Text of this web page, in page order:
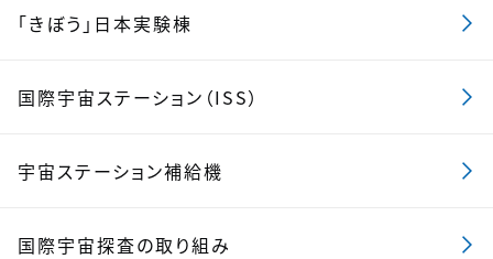
「きぼう」日本実験棟
国際宇宙ステーション（ISS）
宇宙ステーション補給機
国際宇宙探査の取り組み